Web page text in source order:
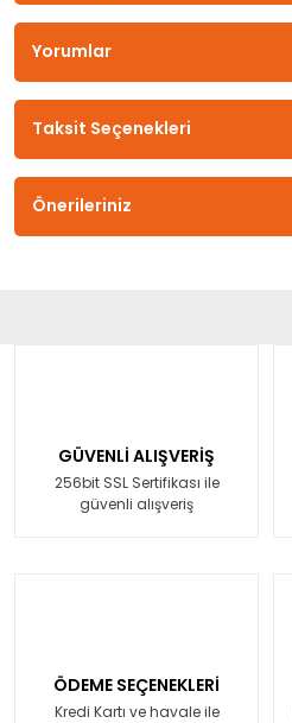
Yorumlar
Taksit Seçenekleri
Önerileriniz
GÜVENLİ ALIŞVERİŞ
256bit SSL Sertifikası ile
güvenli alışveriş
ÖDEME SEÇENEKLERİ
Kredi Kartı ve havale ile